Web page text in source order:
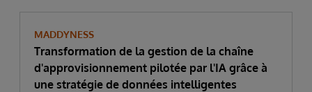
MADDYNESS
Transformation de la gestion de la chaîne
d'approvisionnement pilotée par l'IA grâce à
une stratégie de données intelligentes